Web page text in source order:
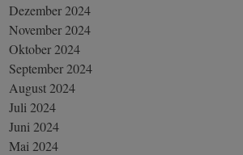
Dezember 2024
November 2024
Oktober 2024
September 2024
August 2024
Juli 2024
Juni 2024
Mai 2024